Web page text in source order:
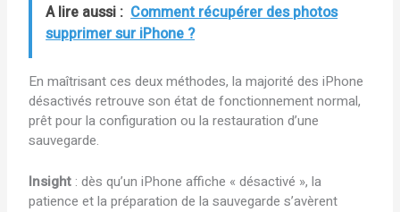
A lire aussi : Comment récupérer des photos
supprimer sur iPhone ?
En maîtrisant ces deux méthodes, la majorité des iPhone
désactivés retrouve son état de fonctionnement normal,
prêt pour la configuration ou la restauration d’une
sauvegarde.
Insight : dès qu’un iPhone affiche « désactivé », la
patience et la préparation de la sauvegarde s’avèrent